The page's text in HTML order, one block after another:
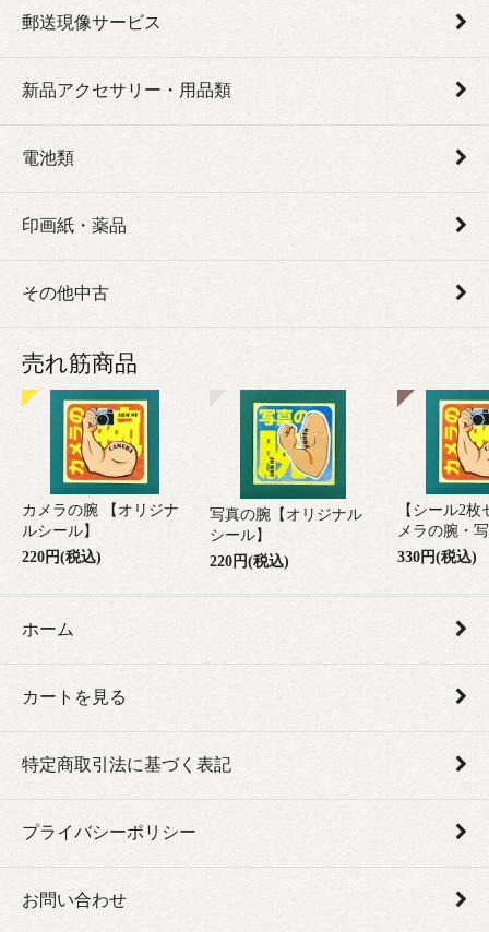
郵送現像サービス
新品アクセサリー・用品類
電池類
印画紙・薬品
その他中古
売れ筋商品
カメラの腕 【オリジナ
ルシール】
220円(税込)
写真の腕【オリジナル
シール】
220円(税込)
【シール2
メラの腕・
330円(税込)
ホーム
カートを見る
特定商取引法に基づく表記
プライバシーポリシー
お問い合わせ